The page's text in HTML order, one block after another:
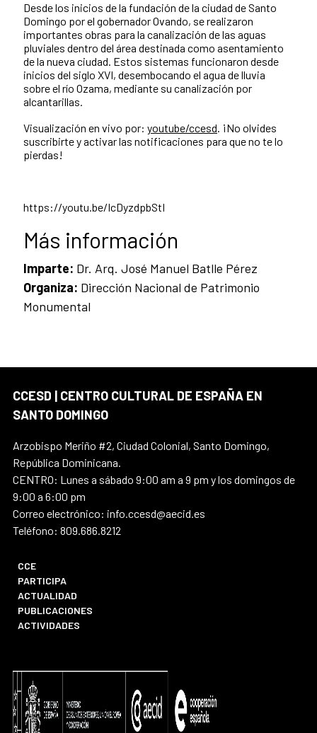
Desde los inicios de la fundación de la ciudad de Santo
Domingo por el gobernador Ovando, se realizaron
importantes obras para la canalización de las aguas
pluviales dentro del área destinada como asentamiento
de la nueva ciudad. Estos sistemas funcionaron desde
inicios del siglo XVI, desembocando el agua de lluvia
sobre el río Ozama, mediante su canalización por
alcantarillas.
Visualización en vivo por: youtube/ccesd. ¡No olvides
suscribirte y activar las notificaciones para que no te lo
pierdas!
https://youtu.be/IcDyzdpbStI
Más información
Imparte: Dr. Arq. José Manuel Batlle Pérez
Organiza: Dirección Nacional de Patrimonio
Monumental
CCESD | CENTRO CULTURAL DE ESPAÑA EN
SANTO DOMINGO
Arzobispo Meriño #2, Ciudad Colonial, Santo Domingo,
República Dominicana.
CENTRO: Lunes a sábado 9:00 am a 9 pm y los domingos de
9:00 a 6:00 pm
Correo electrónico: info.ccesd@aecid.es
Teléfono: 809.686.8212
CCE
PARTICIPA
ACTUALIDAD
PUBLICACIONES
ACTIVIDADES